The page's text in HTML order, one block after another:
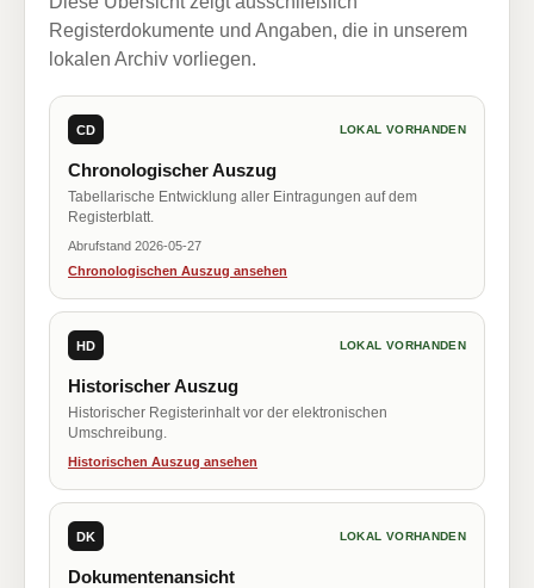
Registerdokumente und Angaben, die in unserem
lokalen Archiv vorliegen.
CD LOKAL VORHANDEN
Chronologischer Auszug
Tabellarische Entwicklung aller Eintragungen auf dem
Registerblatt.
Abrufstand 2026-05-27
Chronologischen Auszug ansehen
HD LOKAL VORHANDEN
Historischer Auszug
Historischer Registerinhalt vor der elektronischen
Umschreibung.
Historischen Auszug ansehen
DK LOKAL VORHANDEN
Dokumentenansicht